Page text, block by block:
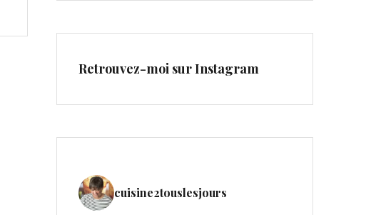
Retrouvez-moi sur Instagram
cuisine2touslesjours